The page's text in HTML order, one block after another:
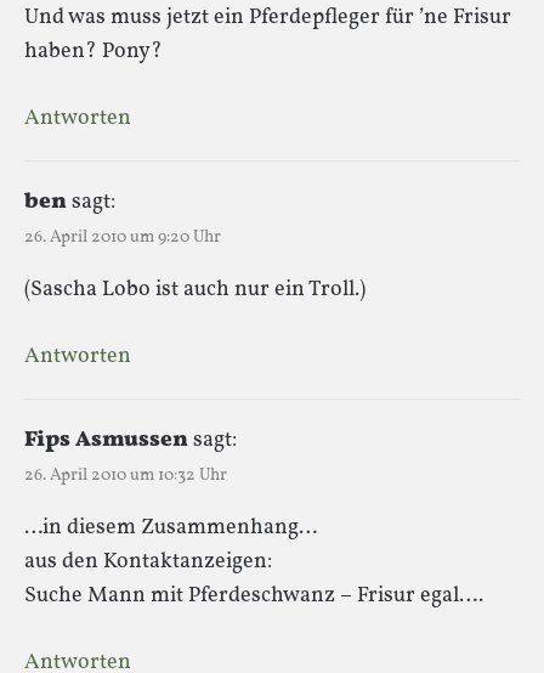
Und was muss jetzt ein Pferdepfleger für ’ne Frisur
haben? Pony?
Antworten
bensagt:
26. April 2010 um 9:20 Uhr
(Sascha Lobo ist auch nur ein Troll.)
Antworten
Fips Asmussensagt:
26. April 2010 um 10:32 Uhr
…in diesem Zusammenhang…
aus den Kontaktanzeigen:
Suche Mann mit Pferdeschwanz – Frisur egal….
Antworten